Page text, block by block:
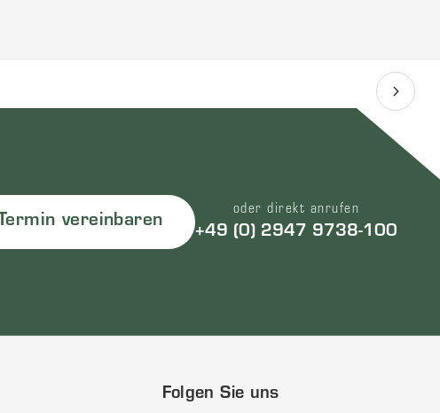
Termin vereinbaren
oder direkt anrufen
+49 (0) 2947 9738-100
Folgen Sie uns